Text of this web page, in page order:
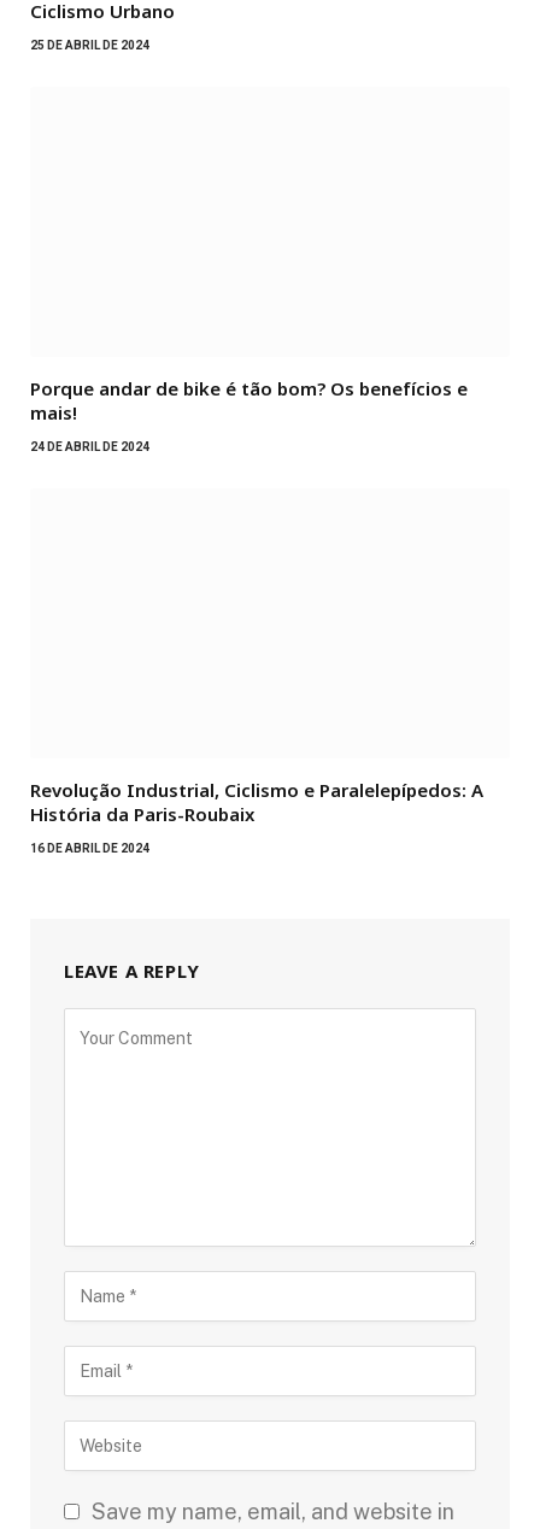
Ciclismo Urbano
25 DE ABRIL DE 2024
Porque andar de bike é tão bom? Os benefícios e
mais!
24 DE ABRIL DE 2024
Revolução Industrial, Ciclismo e Paralelepípedos: A
História da Paris-Roubaix
16 DE ABRIL DE 2024
LEAVE A REPLY
Save my name, email, and website in